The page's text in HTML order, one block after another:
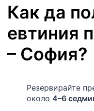
Как да
евтиния
– София?
Резервирайте
около 4–6